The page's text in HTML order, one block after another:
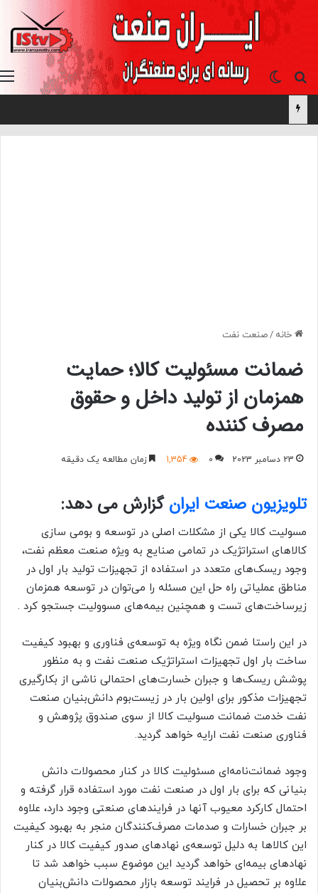
جستجو برایتغییر پوسته
خانه /صنعت نفت
ضمانت مسئولیت کالا؛ حمایت
همزمان از تولید داخل و حقوق
مصرف کننده
23 دسامبر 2023 0
1,354 زمان مطالعه یک دقیقه
تلویزیون صنعت ایرانگزارش می دهد:
مسولیت کالا یکی از مشکلات اصلی در توسعه و بومی سازی
کالاهای استراتژیک در تمامی صنایع به ویژه صنعت معظم نفت،
وجود ریسک‌های متعدد در استفاده از تجهیزات تولید بار اول در
مناطق عملیاتی راه حل این مسئله را می‌توان در توسعه همزمان
زیرساخت‌های تست و همچنین بیمه‌های مسوولیت جستجو کرد .
در این راستا ضمن نگاه ویژه به توسعه‌ی فناوری و بهبود کیفیت
ساخت بار اول تجهیزات استراتژیک صنعت نفت و به منظور
پوشش ریسک‌ها و جبران خسارت‌های احتمالی ناشی از بکارگیری
تجهیزات مذکور برای اولین بار در زیست‌بوم دانش‌بنیان صنعت
نفت خدمت ضمانت مسولیت کالا از سوی صندوق پژوهش و
فناوری صنعت نفت ارایه خواهد گردید.
وجود ضمانت‌نامه‌ای مسئولیت کالا در کنار محصولات دانش
بنیانی که برای بار اول در صنعت نفت مورد استفاده قرار گرفته و
احتمال کارکرد معیوب آنها در فرایندهای صنعتی وجود دارد، علاوه
بر جبران خسارات و صدمات مصرف‌کنندگان منجر به بهبود کیفیت
این کالاها به دلیل توسعه‌ی نهادهای صدور کیفیت کالا در کنار
نهادهای بیمه‌ای خواهد گردید این موضوع سبب خواهد شد تا
علاوه بر تحصیل در فرایند توسعه بازار محصولات دانش‌بنیان